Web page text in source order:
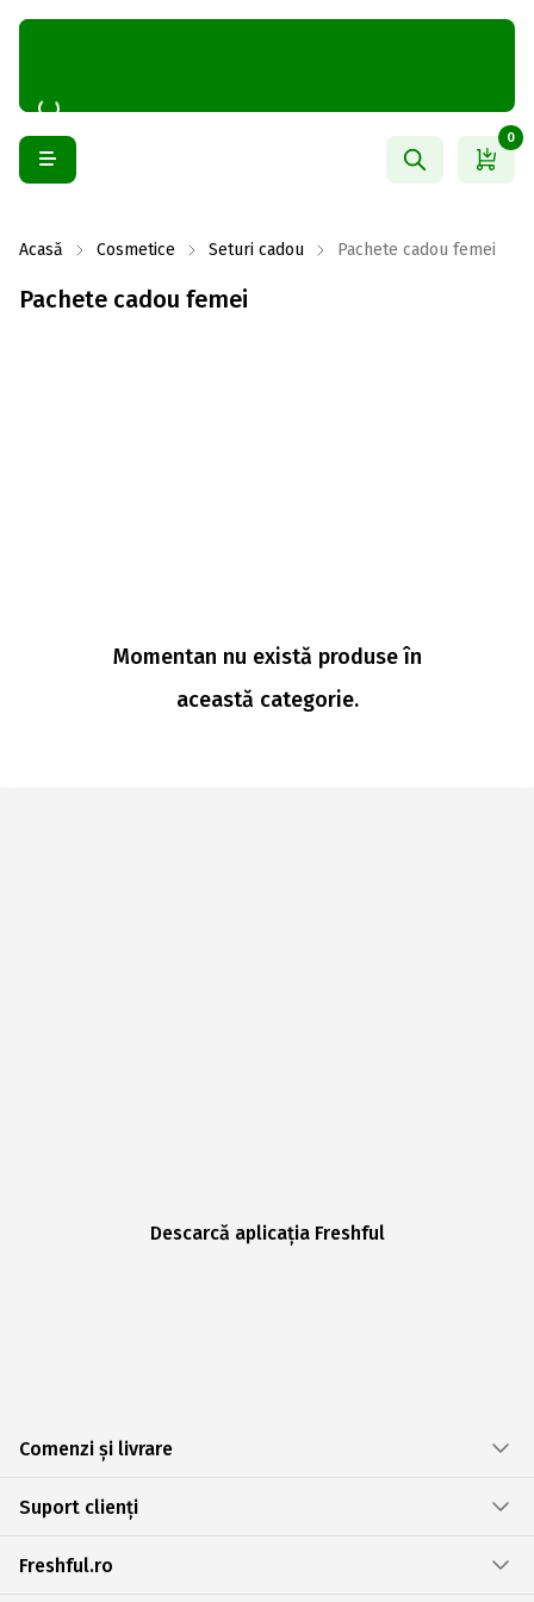
0
Acasă Cosmetice Seturi cadou Pachete cadou femei
Pachete cadou femei
Momentan nu există produse în
această categorie.
Descarcă aplicația Freshful
Comenzi și livrare
Suport clienți
Freshful.ro